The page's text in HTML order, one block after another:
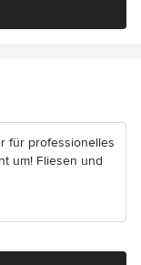
für professionelles
um! Fliesen und